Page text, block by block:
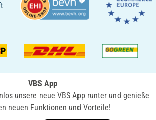
VBS App
unsere neue VBS App runter und genieße
neuen Funktionen und Vorteile!